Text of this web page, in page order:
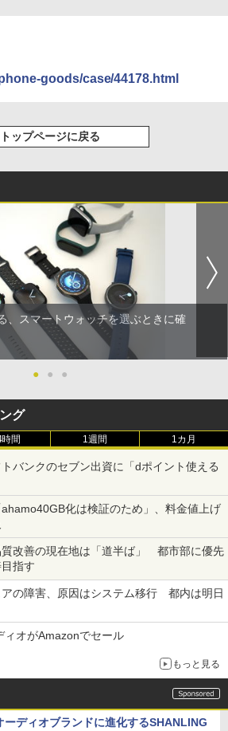
goods/case/44178.html
トップページに戻る
、スマートウォッチを選ぶときに確
● ● ●
グ
間 1週間 1カ月
バンクのセブン出資に「dポイント使える
ahamo40GB化は検証のため」、料金値上げ
改善の現在地は「道半ば」 都市部に優先
指す
アの障害、原因はシステム移行 都内は明日
ィオがAmazonでセール
もっと見る
ーディオブランドに進化するSHANLING